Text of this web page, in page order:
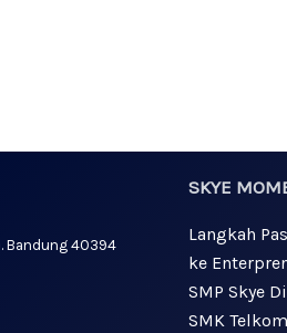
Bandung 40394
SKYE
Langkah
ke
SMP Skye
SMK